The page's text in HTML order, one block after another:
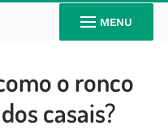
MENU
o ronco
casais?